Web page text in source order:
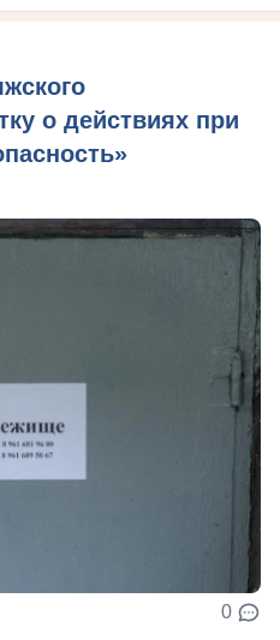
о действиях при
0